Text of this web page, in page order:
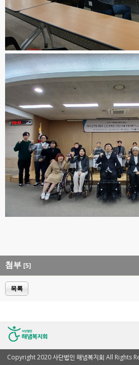
첨부 [5]
목록
Copyright 2020 사단법인 해냄복지회 All Rights